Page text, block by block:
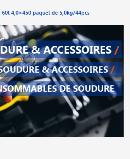
4,0×450 paquet de 5,0kg/44pcs
& ACCESSOIRES /
& ACCESSOIRES /
DE SOUDURE